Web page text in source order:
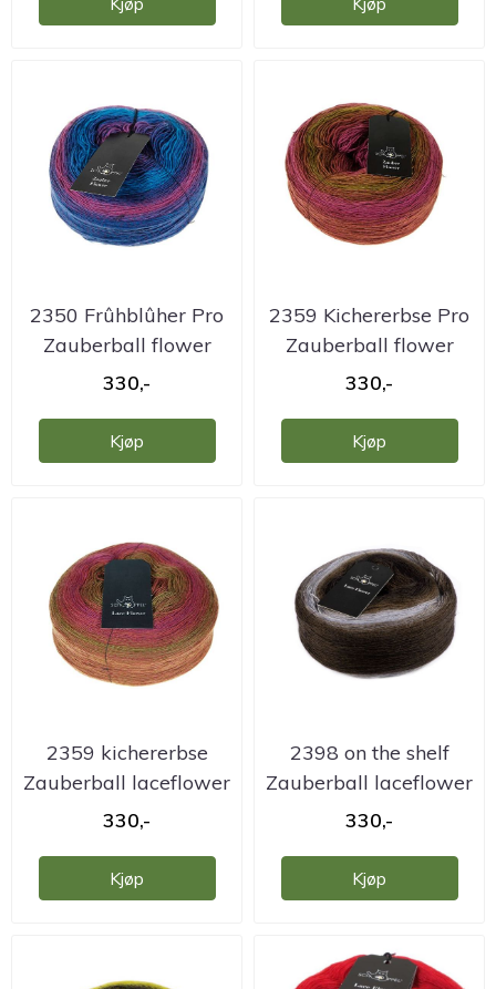
2350 Frûhblûher Pro
Zauberball flower
garn
330,-
Kjøp
2359 Kichererbse Pro
Zauberball flower
garn
330,-
Kjøp
2359 kichererbse
Zauberball laceflower
garn
330,-
Kjøp
2398 on the shelf
Zauberball laceflower
garn
330,-
Kjøp